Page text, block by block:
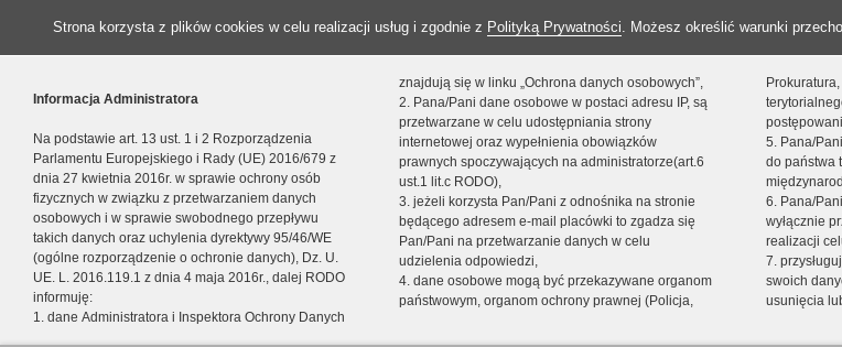
Strona korzysta z plików cookies w celu realizacji usług i zgodnie z Polityką Prywatności. Możesz określić warunki
Informacja Administratora
Na podstawie art. 13 ust. 1 i 2 Rozporządzenia
Parlamentu Europejskiego i Rady (UE) 2016/679 z
dnia 27 kwietnia 2016r. w sprawie ochrony osób
fizycznych w związku z przetwarzaniem danych
osobowych i w sprawie swobodnego przepływu
takich danych oraz uchylenia dyrektywy 95/46/WE
(ogólne rozporządzenie o ochronie danych), Dz. U.
UE. L. 2016.119.1 z dnia 4 maja 2016r., dalej RODO
informuję:
1. dane Administratora i Inspektora Ochrony Danych
znajdują się w linku „Ochrona danych osobowych”,
2. Pana/Pani dane osobowe w postaci adresu IP, są
przetwarzane w celu udostępniania strony
internetowej oraz wypełnienia obowiązków
prawnych spoczywających na administratorze(art.6
ust.1 lit.c RODO),
3. jeżeli korzysta Pan/Pani z odnośnika na stronie
będącego adresem e-mail placówki to zgadza się
Pan/Pani na przetwarzanie danych w celu
udzielenia odpowiedzi,
4. dane osobowe mogą być przekazywane organom
państwowym, organom ochrony prawnej (Policja,
5. Pana/
do państwa
6. Pana/
wyłącznie
realizacji
7.
swoich
usunięcia